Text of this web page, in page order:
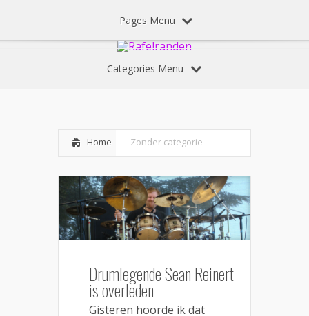
Pages Menu
Categories Menu
Home Zonder categorie
Drumlegende Sean Reinert
is overleden
Gisteren hoorde ik dat